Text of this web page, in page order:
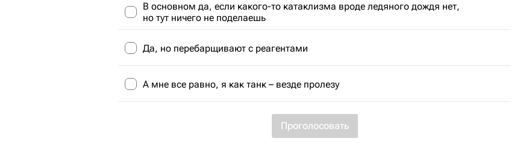
В основном да, если какого-то катаклизма вроде ледяного дождя нет,
но тут ничего не поделаешь
Да, но перебарщивают с реагентами
А мне все равно, я как танк – везде пролезу
Проголосовать